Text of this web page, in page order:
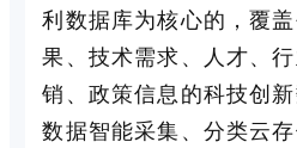
利数据库为核心的，覆
果、技术需求、人才、
销、政策信息的科技创
数据智能采集、分类云